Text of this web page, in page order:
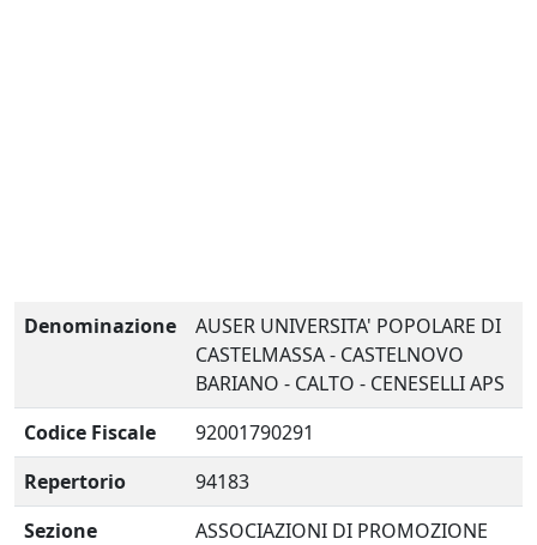
Denominazione
AUSER UNIVERSITA' POPOLARE DI
CASTELMASSA - CASTELNOVO
BARIANO - CALTO - CENESELLI APS
Codice Fiscale
92001790291
Repertorio
94183
Sezione
ASSOCIAZIONI DI PROMOZIONE